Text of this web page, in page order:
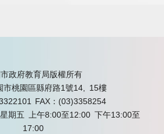
政府教育局版權所有
市桃園區縣府路1號14, 15樓
FAX：(03)3358254
期五 上午8:00至12:00 下午13:00至
17:00